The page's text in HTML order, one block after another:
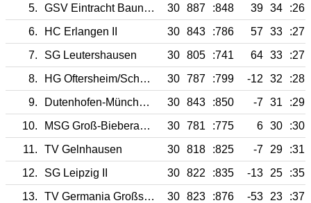
5.
GSV Eintracht Baunatal 30 887 :848 39 34
:26
6.
HC Erlangen II 30 843 :786 57 33
:27
7.
SG Leutershausen 30 805 :741 64 33
:27
8.
HG Oftersheim/Schwetzingen 30 787 :799 -12 32
:28
9.
Dutenhofen-Münchholzhausen II 30 843 :850 -7 31
:29
10.
MSG Groß-Bieberau/Modau 30 781 :775 6 30
:30
11.
TV Gelnhausen 30 818 :825 -7 29
:31
12.
SG Leipzig II 30 822 :835 -13 25
:35
13.
TV Germania Großsachsen 30 823 :876 -53 23
:37